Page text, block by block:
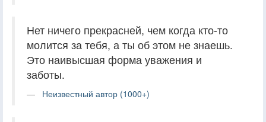
Нет ничего прекрасней, чем когда кто-то
молится за тебя, а ты об этом не знаешь.
Это наивысшая форма уважения и
заботы.
Неизвестный автор (1000+)